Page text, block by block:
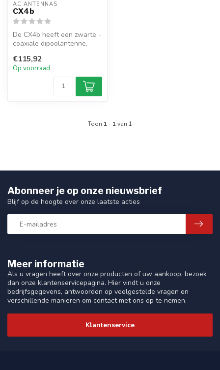
AC ANTENNAS
CX4b
De CX4b heeft een zwarte -
coaxiale dipoolantenne,
14TP...
€115,92
Op voorraad
Toon 1 - 1van 1
Meer informatie
Als u vragen heeft over onze producten of uw aankoop, bezoek
dan onze klantenservicepagina. Hier vindt u onze
bedrijfsgegevens, antwoorden op veelgestelde vragen en
verschillende manieren om contact met ons op te nemen.
Klantenservice
Abonneer je op onze nieuwsbrief
Blijf op de hoogte over onze laatste acties